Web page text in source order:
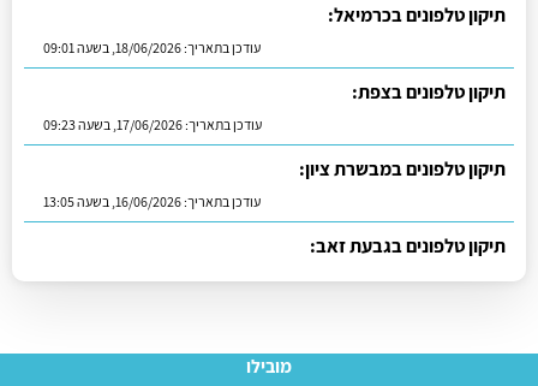
תיקון טלפונים בכרמיאל:
עודכן בתאריך: 18/06/2026, בשעה 09:01
תיקון טלפונים בצפת:
עודכן בתאריך: 17/06/2026, בשעה 09:23
תיקון טלפונים במבשרת ציון:
עודכן בתאריך: 16/06/2026, בשעה 13:05
תיקון טלפונים בגבעת זאב:
עודכן בתאריך:01/07/2026, בשעה 11:23
מובילו